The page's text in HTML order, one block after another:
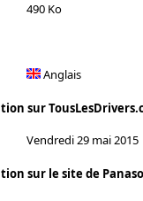
490 Ko
Anglais
sur
Vendredi 29 mai 2015
sur le site de